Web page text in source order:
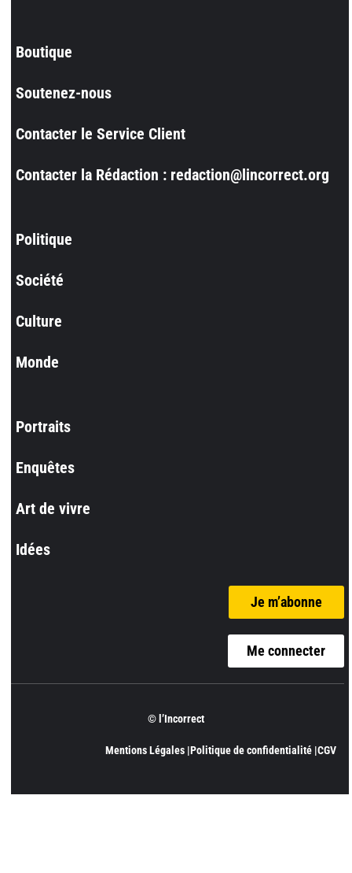
Boutique
Soutenez-nous
Contacter le Service Client
Contacter la Rédaction : redaction@lincorrect.org
Politique
Société
Culture
Monde
Portraits
Enquêtes
Art de vivre
Idées
Je m’abonne
Me connecter
© l’Incorrect
Mentions Légales |Politique de confidentialité |CGV